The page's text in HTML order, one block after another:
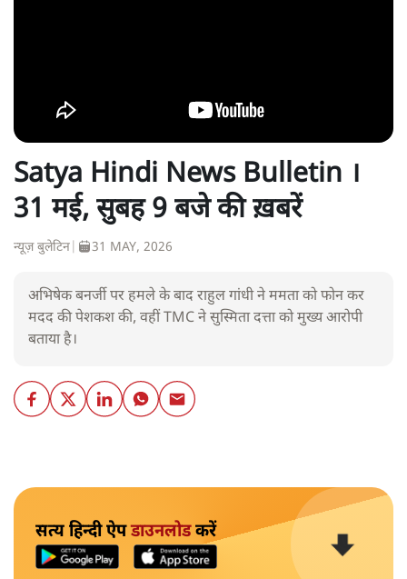
Satya Hindi News Bulletin ।
31 मई, सुबह 9 बजे की ख़बरें
न्यूज़ बुलेटिन 31 MAY, 2026
अभिषेक बनर्जी पर हमले के बाद राहुल गांधी ने ममता को फोन कर
मदद की पेशकश की, वहीं TMC ने सुस्मिता दत्ता को मुख्य आरोपी
बताया है।
सत्य हिन्दी ऐपडाउनलोडकरें